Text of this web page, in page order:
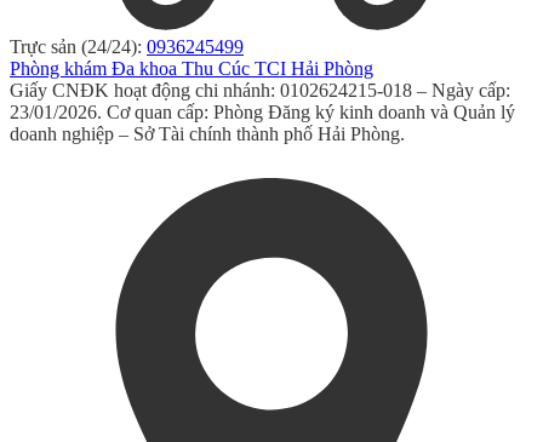
Trực sản (24/24): 0936245499
Phòng khám Đa khoa Thu Cúc TCI Hải Phòng
Giấy CNĐK hoạt động chi nhánh: 0102624215-018 – Ngày cấp:
23/01/2026. Cơ quan cấp: Phòng Đăng ký kinh doanh và Quản lý
doanh nghiệp – Sở Tài chính thành phố Hải Phòng.